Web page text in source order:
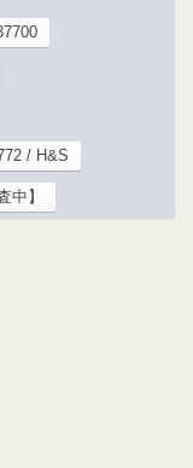
/ H&S
中】